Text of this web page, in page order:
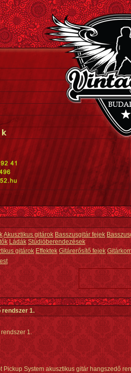
Akusztikus gitárok Basszusgitár fejek
Ládák Stúdióberendezések
gitárok Effektek Gitárerősítő fejek
rendszer 1.
1.
Pickup System akusztikus gitár hangszedő